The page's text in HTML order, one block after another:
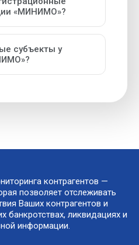
«МИНИМО»?
субъекты у
контрагентов —
позволяет отслеживать
Ваших контрагентов и
банкротствах, ликвидациях и
информации.